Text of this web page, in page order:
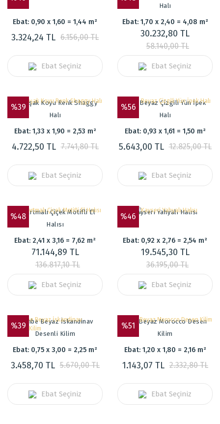
Ebat: 0,90 x 1,60 = 1,44 m²
3.324,24 TL 6.156,00 TL
Ebat Seçiniz
Halı
Ebat: 1,70 x 2,40 = 4,08 m²
30.232,80 TL
58.140,00 TL
Ebat Seçiniz
%39
Yumuşak Koyu Renk Shaggy
Halı
Ebat: 1,33 x 1,90 = 2,53 m²
4.722,50 TL 7.741,80 TL
Ebat Seçiniz
%56
Mavi Beyaz Çizgili Yün İpek
Halı
Ebat: 0,93 x 1,61 = 1,50 m²
5.643,00 TL 12.825,00 TL
Ebat Seçiniz
%48
Kabartmalı Çiçek Motifli El
Halısı
Ebat: 2,41 x 3,16 = 7,62 m²
71.144,89 TL
136.817,10 TL
Ebat Seçiniz
%46Kayseri Yahyalı Halısı
Ebat: 0,92 x 2,76 = 2,54 m²
19.545,30 TL
36.195,00 TL
Ebat Seçiniz
%39Pembe Beyaz İskandinav
Desenli Kilim
Ebat: 0,75 x 3,00 = 2,25 m²
3.458,70 TL 5.670,00 TL
Ebat Seçiniz
%51
Mavi Beyaz Morocco Desen
Kilim
Ebat: 1,20 x 1,80 = 2,16 m²
1.143,07 TL 2.332,80 TL
Ebat Seçiniz